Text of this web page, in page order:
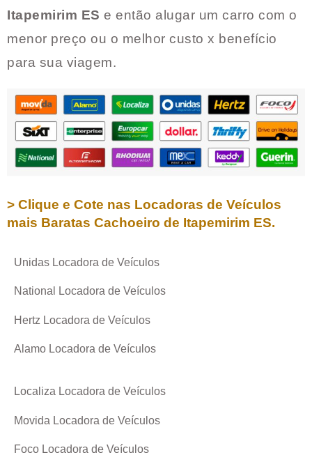
Itapemirim ES e então alugar um carro com o
menor preço ou o melhor custo x benefício
para sua viagem.
> Clique e Cote nas Locadoras de Veículos
mais Baratas Cachoeiro de Itapemirim ES.
Unidas Locadora de Veículos
National Locadora de Veículos
Hertz Locadora de Veículos
Alamo Locadora de Veículos
Localiza Locadora de Veículos
Movida Locadora de Veículos
Foco Locadora de Veículos